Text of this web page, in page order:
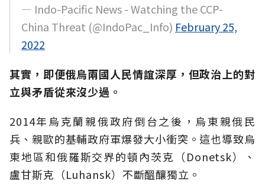
— Indo-Pacific News - Watching the CCP-
China Threat (@IndoPac_Info) February 25,
2022
其實，即便俄烏兩國人民情誼深厚，但政治上的對
立與矛盾從來沒少過。
2014年烏克蘭親俄政府倒台之後，烏東親俄民
兵、親歐的基輔政府軍爆發大小衝突。這也導致烏
東地區和俄羅斯交界的頓內茨克（Donetsk）、
盧甘斯克（Luhansk）不斷醞釀獨立。